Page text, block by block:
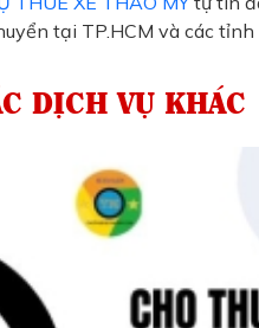
tại TP.HCM và các tỉnh
DỊCH VỤ KHÁC